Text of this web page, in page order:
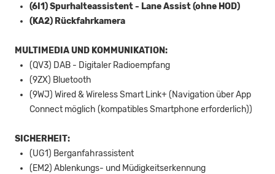
(6I1) Spurhalteassistent - Lane Assist (ohne HOD)
(KA2) Rückfahrkamera
MULTIMEDIA UND KOMMUNIKATION:
(QV3) DAB - Digitaler Radioempfang
(9ZX) Bluetooth
(9WJ) Wired & Wireless Smart Link+ (Navigation über App
Connect möglich (kompatibles Smartphone erforderlich))
SICHERHEIT:
(UG1) Berganfahrassistent
(EM2) Ablenkungs- und Müdigkeitserkennung